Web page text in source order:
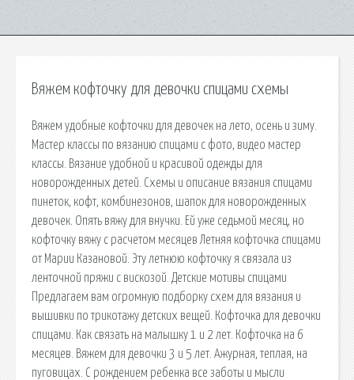
Вяжем кофточку для девочки спицами схемы
Вяжем удобные кофточки для девочек на лето, осень и зиму.
Мастер классы по вязанию спицами с фото, видео мастер
классы. Вязание удобной и красивой одежды для
новорожденных детей. Схемы и описание вязания спицами
пинеток, кофт, комбинезонов, шапок для новорожденных
девочек. Опять вяжу для внучки. Ей уже седьмой месяц, но
кофточку вяжу с расчетом месяцев Летняя кофточка спицами
от Марии Казановой. Эту летнюю кофточку я связала из
ленточной пряжи с вискозой. Детские мотивы спицами
Предлагаем вам огромную подборку схем для вязания и
вышивки по трикотажу детских вещей. Кофточка для девочки
спицами. Как связать на малышку 1 и 2 лет. Кофточка на 6
месяцев. Вяжем для девочки 3 и 5 лет. Ажурная, теплая, на
пуговицах. С рождением ребенка все заботы и мысли